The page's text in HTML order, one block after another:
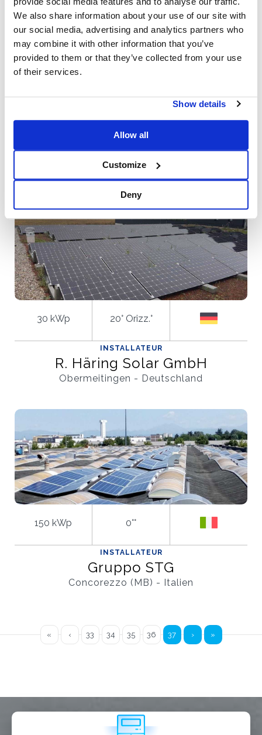
We also share information about your use of our site with
our social media, advertising and analytics partners who
may combine it with other information that you’ve
provided to them or that they’ve collected from your use
of their services.
Show details
Allow all
Customize
Deny
Helion
30 kWp 20° Orizz.°
INSTALLATEUR
R. Häring Solar GmbH
Obermeitingen - Deutschland
150 kWp 0°°
INSTALLATEUR
Gruppo STG
Concorezzo (MB) - Italien
« ‹ 33 34 35 36 37 › »
WIE GEHT'S?*
Installateur
Designer
Andere
Datenschutzbestimmungen gelesen und akzeptiere